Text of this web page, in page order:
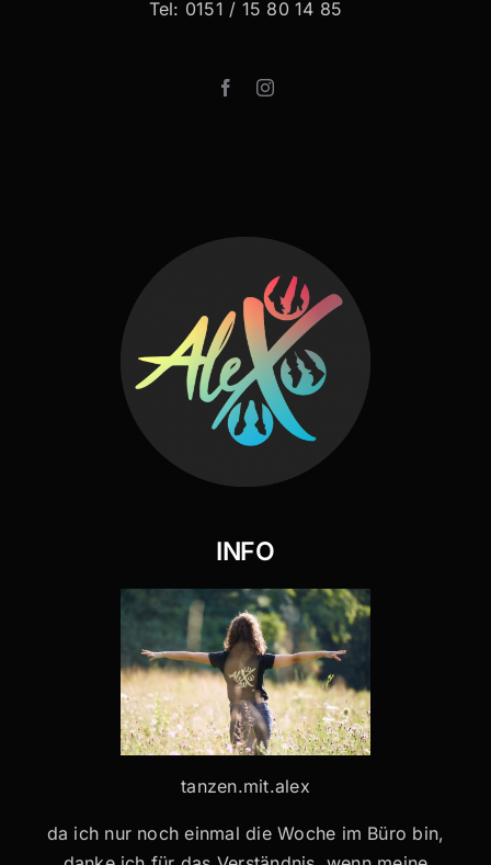
Tel: 0151 / 15 80 14 85
INFO
tanzen.mit.alex
da ich nur noch einmal die Woche im Büro bin,